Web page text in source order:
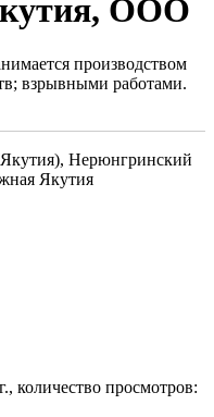
ООО
производством
взрывными работами.
Нерюнгринский
Якутия
количество просмотров: